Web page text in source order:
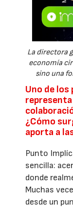
La directora
economía
sino una
Uno de
¿Cómo
aporta a
Punto
sencilla:
donde
Muchas
desde un